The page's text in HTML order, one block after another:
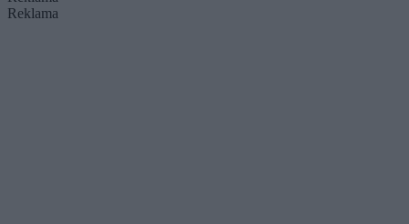
Reklama